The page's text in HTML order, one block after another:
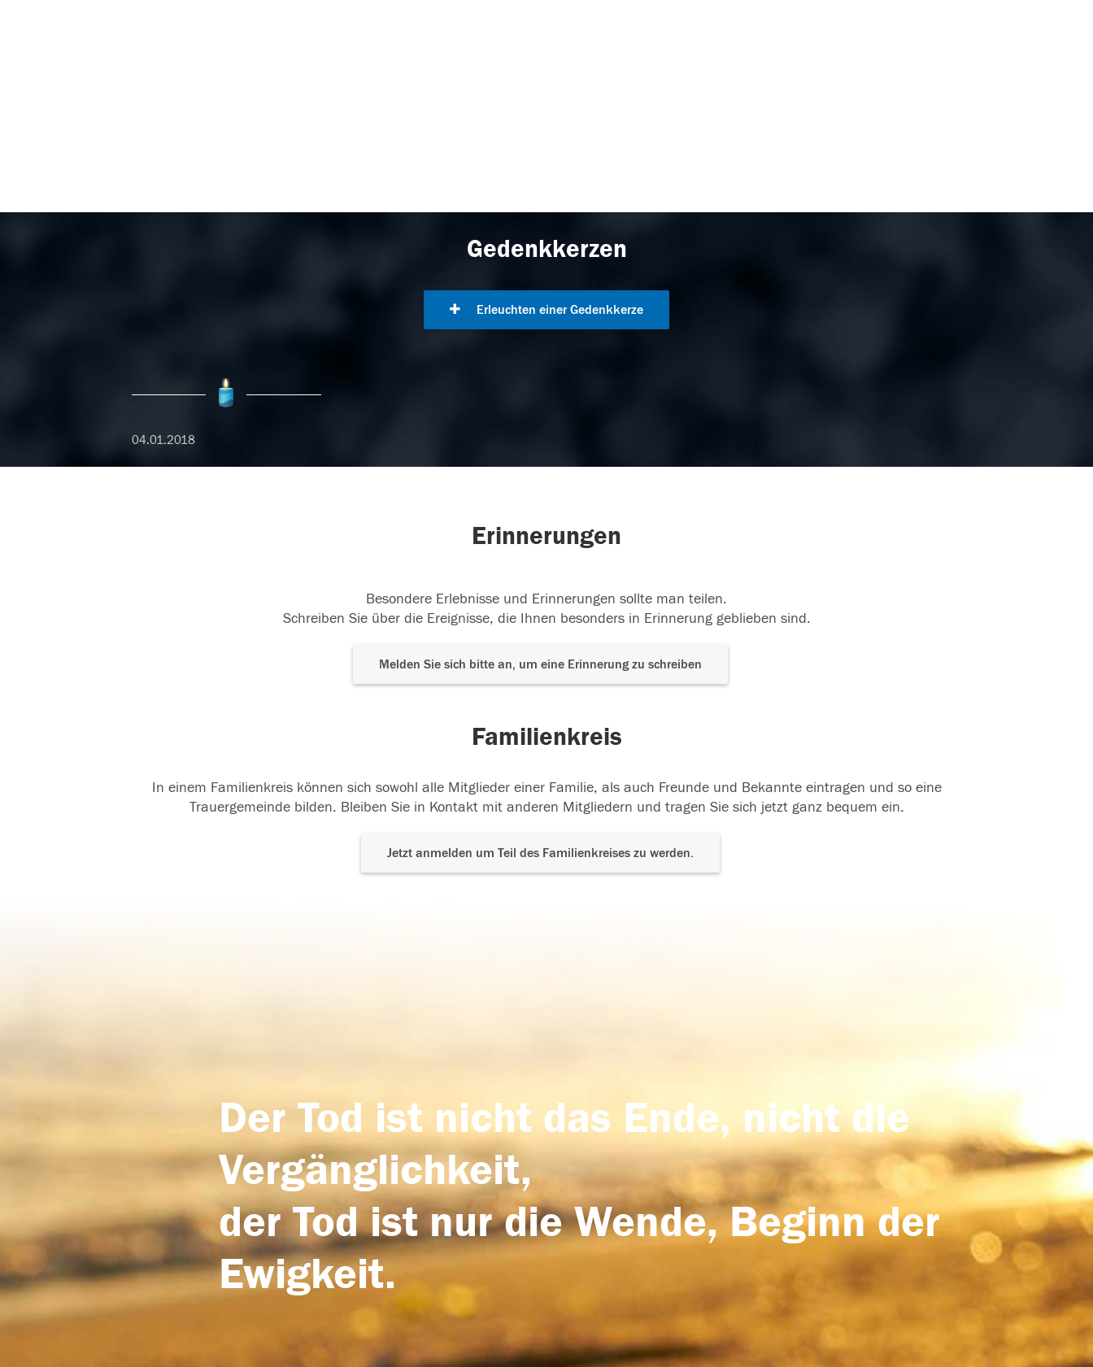
Gedenkkerzen
Erleuchten einer Gedenkkerze
04.01.2018
Erinnerungen
Besondere Erlebnisse und Erinnerungen sollte man teilen.
Schreiben Sie über die Ereignisse, die Ihnen besonders in Erinnerung geblieben sind.
Melden Sie sich bitte an, um eine Erinnerung zu schreiben
Familienkreis
In einem Familienkreis können sich sowohl alle Mitglieder einer Familie, als auch Freunde und Bekannte eintragen und so eine
Trauergemeinde bilden. Bleiben Sie in Kontakt mit anderen Mitgliedern und tragen Sie sich jetzt ganz bequem ein.
Jetzt anmelden um Teil des Familienkreises zu werden.
Der Tod ist nicht das Ende, nicht die
Vergänglichkeit,
der Tod ist nur die Wende, Beginn der
Ewigkeit.